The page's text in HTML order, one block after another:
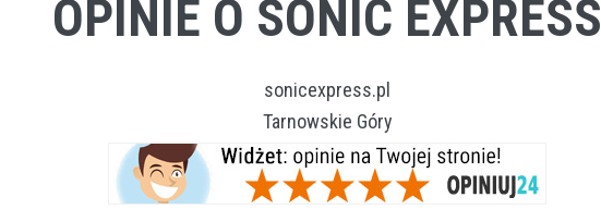
OPINIE O SONIC EXPRESS
sonicexpress.pl
Tarnowskie Góry